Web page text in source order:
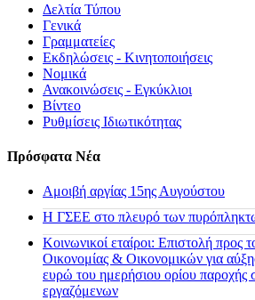
Δελτία Τύπου
Γενικά
Γραμματείες
Εκδηλώσεις - Κινητοποιήσεις
Νομικά
Ανακοινώσεις - Εγκύκλιοι
Βίντεο
Ρυθμίσεις Ιδιωτικότητας
Πρόσφατα Νέα
Αμοιβή αργίας 15ης Αυγούστου
H ΓΣΕΕ στο πλευρό των
Κοινωνικοί εταίροι: Επιστολή προς
Οικονομίας & Οικονομικών για
ευρώ του ημερήσιου ορίου παροχής
εργαζόμενων